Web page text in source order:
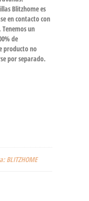
Blitzhome es
en contacto con
un
de
producto no
por separado.
BLITZHOME